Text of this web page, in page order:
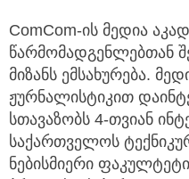
ComCom-ის მედია
წარმომადგენლებთან
მიზანს ემსახურება.
ჟურნალისტიკით
სთავაზობს 4-თვიან
საქართველოს
ნებისმიერი